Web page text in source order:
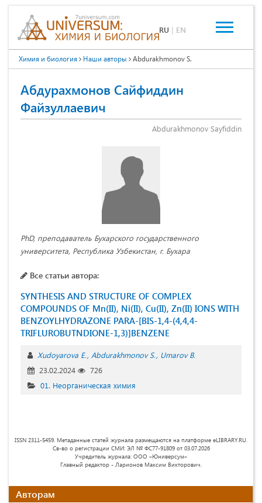
RU | EN
Химия и биология Наши авторы Abdurakhmonov S.
Абдурахмонов Сайфиддин
Файзуллаевич
Abdurakhmonov Sayfiddin
PhD, преподаватель Бухарского государственного
университета, Республика Узбекистан, г. Бухара
Все статьи автора:
SYNTHESIS AND STRUCTURE OF COMPLEX
COMPOUNDS OF Mn(II), Ni(II), Cu(II), Zn(II) IONS WITH
BENZOYLHYDRAZONE PARA-[BIS-1,4-(4,4,4-
TRIFLUROBUTNDIONE-1,3)]BENZENE
Xudoyarova E. Abdurakhmonov S. Umarov B.
23.02.2024
726
01. Неорганическая химия
ISSN 2311-5459. Метаданные статей журнала размещаются на платформе eLIBRARY.RU.
Св-во о регистрации СМИ: ЭЛ № ФС77-91809 от 03.07.2026
Учредитель журнала: ООО «Юниверсум»
Главный редактор - Ларионов Максим Викторович.
Авторам